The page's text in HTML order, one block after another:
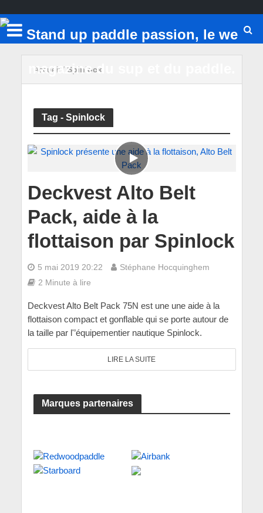
Accueil/ Spinlock
Tag - Spinlock
Deckvest Alto Belt
Pack, aide à la
flottaison par Spinlock
5 mai 2019 20:22
Stéphane Hocquinghem
2 Minute à lire
Deckvest Alto Belt Pack 75N est une une aide à la
flottaison compact et gonflable qui se porte autour de
la taille par l'’équipementier nautique Spinlock.
LIRE LA SUITE
Marques partenaires